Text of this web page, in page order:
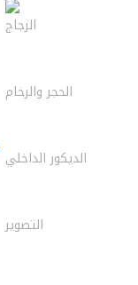
الزجاج
الحجر والرخام
الديكور الداخلي
التصوير